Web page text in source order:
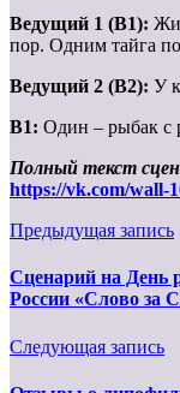
Ведущий 1 (В1):
пор. Одним тайга
Ведущий 2 (В2): У
В1: Один – рыбак с
Полный текст
https://vk.com/wall-
Предыдущая запись
Сценарий на День
России «Слово за
Следующая запись